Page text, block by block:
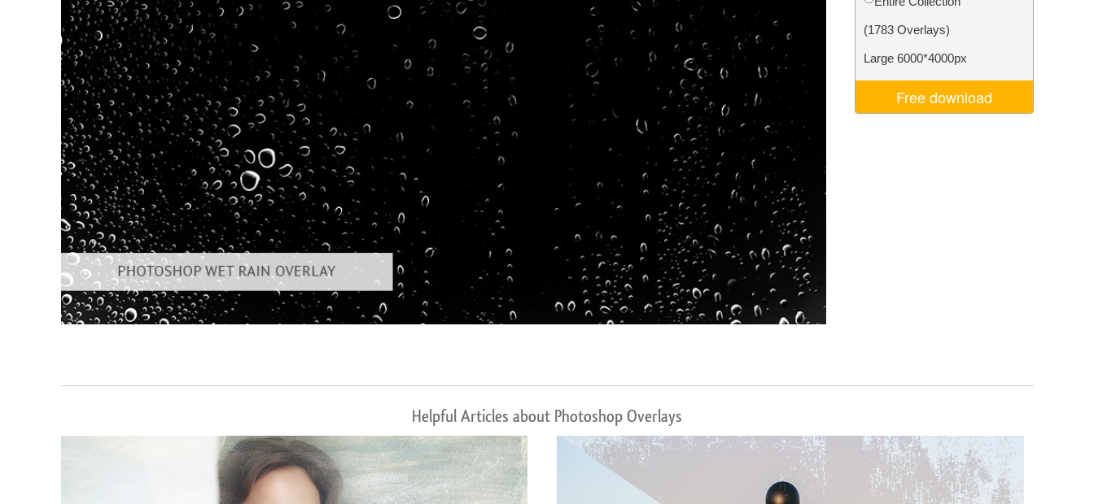
Produktfotoredigering Fotoredigering af smykker AI-træningsdata
(1783 Overlays)
Large 6000*4000px
Free download
Helpful Articles about Photoshop Overlays